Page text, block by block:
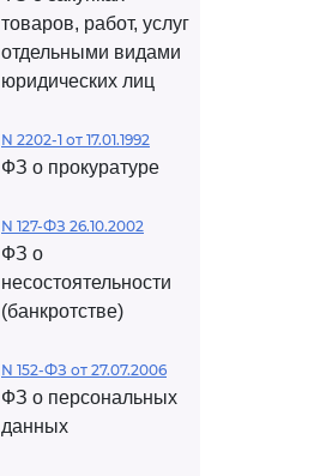
товаров, работ, услуг
отдельными видами
юридических лиц
N 2202-1 от 17.01.1992
ФЗ о прокуратуре
N 127-ФЗ 26.10.2002
ФЗ о
несостоятельности
(банкротстве)
N 152-ФЗ от 27.07.2006
ФЗ о персональных
данных